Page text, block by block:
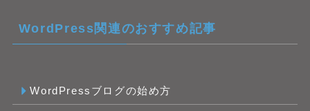
WordPress関連のおすすめ記事
WordPressブログの始め方